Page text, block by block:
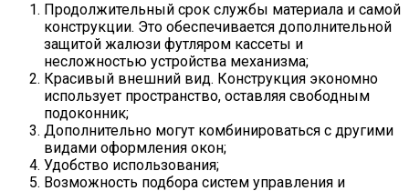
Продолжительный срок службы материала и самой
конструкции. Это обеспечивается дополнительной
защитой жалюзи футляром кассеты и
несложностью устройства механизма;
Красивый внешний вид. Конструкция экономно
использует пространство, оставляя свободным
подоконник;
Дополнительно могут комбинироваться с другими
видами оформления окон;
Удобство использования;
Возможность подбора систем управления и